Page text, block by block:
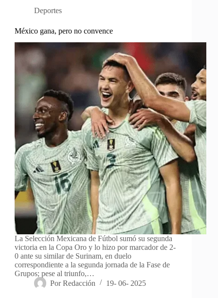
Deportes
México gana, pero no convence
La Selección Mexicana de Fútbol sumó su segunda
victoria en la Copa Oro y lo hizo por marcador de 2-
0 ante su similar de Surinam, en duelo
correspondiente a la segunda jornada de la Fase de
Grupos; pese al triunfo,…
Por Redacción 19- 06- 2025